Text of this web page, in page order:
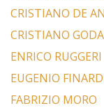
CRISTIANO DE
CRISTIANO
ENRICO RUGGERI
EUGENIO
FABRIZIO MORO